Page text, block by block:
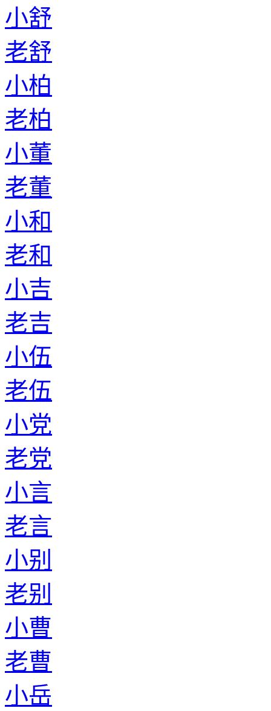
小舒
老舒
小柏
老柏
小董
老董
小和
老和
小吉
老吉
小伍
老伍
小党
老党
小言
老言
小别
老别
小曹
老曹
小岳